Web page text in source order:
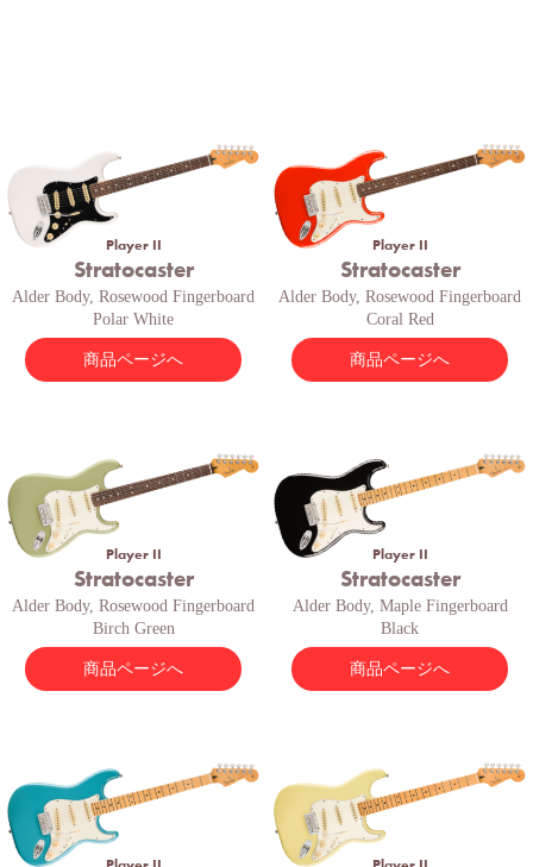
Player II
Stratocaster
Alder Body, Rosewood Fingerboard
Polar White
商品ページへ
Player II
Stratocaster
Alder Body, Rosewood Fingerboard
Coral Red
商品ページへ
Player II
Stratocaster
Alder Body, Rosewood Fingerboard
Birch Green
商品ページへ
Player II
Stratocaster
Alder Body, Maple Fingerboard
Black
商品ページへ